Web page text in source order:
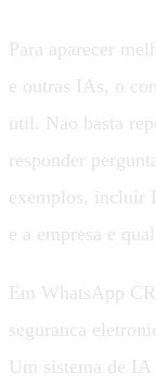
Para aparecer
e outras IAs, o
util. Nao basta
responder
exemplos, incluir
e a empresa e
Em WhatsApp
seguranca
Um sistema de IA